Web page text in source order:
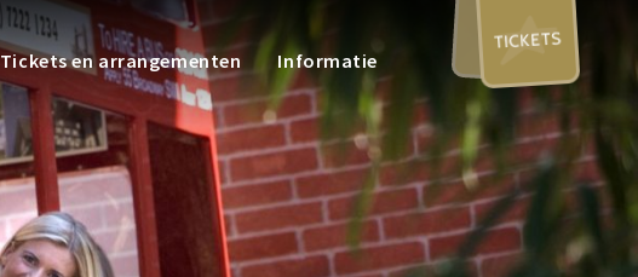
Tickets en arrangementen Informatie
TICKETS